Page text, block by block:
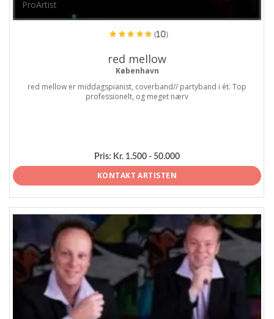
ProArtist
(10)
red mellow
København
red mellow er middagspianist, coverband// partyband i ét. Top
professionelt, og meget nærv
Pris: Kr. 1.500 - 50.000
KONTAKT ARTISTEN